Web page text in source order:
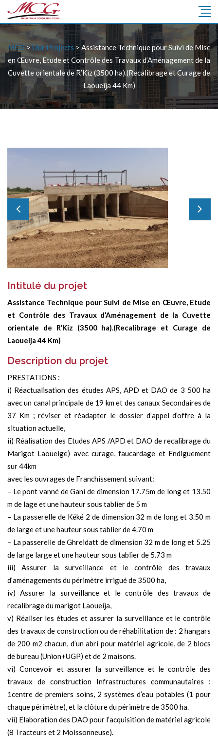
MCG>Our Projects > Assistance Technique pour Suivi de Mise
en Œuvre, Etude et Contrôle des Travaux d’Aménagement de la
Cuvette orientale de R’Kiz (3500 ha).(Recalibrage et Curage de
Laoueija 44 Km)
Intitulé du projet
Assistance Technique pour Suivi de Mise en Œuvre, Etude
et Contrôle des Travaux d’Aménagement de la Cuvette
orientale de R’Kiz (3500 ha).(Recalibrage et Curage de
Laoueija 44 Km)
Description du projet
PRESTATIONS :
i) Réactualisation des études APS, APD et DAO de 3 500 ha
avec un canal principale de 19 km et des canaux Secondaires de
37 Km ; réviser et réadapter le dossier d’appel d’offre à la
situation actuelle,
ii) Réalisation des Etudes APS /APD et DAO de recalibrage du
Marigot Laoueige) avec curage, faucardage et Endiguement
sur 44km
avec les ouvrages de Franchissement suivant:
– Le pont vanné de Gani de dimension 17.75m de long et 13.50
m de lage et une hauteur sous tablier de 5 m
– La passerelle de Kéké 2 de dimension 32 m de long et 3.50 m
de large et une hauteur sous tablier de 4.70 m
– La passerelle de Ghreidatt de dimension 32 m de long et 5.25
de large large et une hauteur sous tablier de 5.73 m
iii) Assurer la surveillance et le contrôle des travaux
d’aménagements du périmètre irrigué de 3500 ha,
iv) Assurer la surveillance et le contrôle des travaux de
recalibrage du marigot Laoueija,
v) Réaliser les études et assurer la surveillance et le contrôle
des travaux de construction ou de réhabilitation de : 2 hangars
de 200 m2 chacun, d’un abri pour matériel agricole, de 2 blocs
de bureau (Union+UGP) et de 2 maisons.
vi) Concevoir et assurer la surveillance et le contrôle des
travaux de construction Infrastructures communautaires :
1centre de premiers soins, 2 systèmes d’eau potables (1 pour
chaque périmètre), et la clôture du périmètre de 3500 ha.
vii) Elaboration des DAO pour l’acquisition de matériel agricole
(8 Tracteurs et 2 Moissonneuse).